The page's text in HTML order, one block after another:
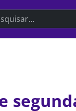
the website